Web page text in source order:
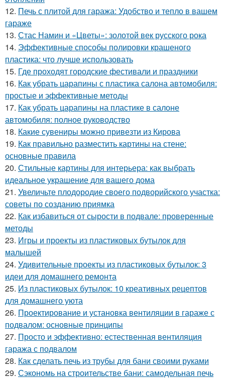
12. Печь с плитой для гаража: Удобство и тепло в вашем
гараже
13. Стас Намин и «Цветы»: золотой век русского рока
14. Эффективные способы полировки крашеного
пластика: что лучше использовать
15. Где проходят городские фестивали и праздники
16. Как убрать царапины с пластика салона автомобиля:
простые и эффективные методы
17. Как убрать царапины на пластике в салоне
автомобиля: полное руководство
18. Какие сувениры можно привезти из Кирова
19. Как правильно разместить картины на стене:
основные правила
20. Стильные картины для интерьера: как выбрать
идеальное украшение для вашего дома
21. Увеличьте плодородие своего подворийского участка:
советы по созданию приямка
22. Как избавиться от сырости в подвале: проверенные
методы
23. Игры и проекты из пластиковых бутылок для
малышей
24. Удивительные проекты из пластиковых бутылок: 3
идеи для домашнего ремонта
25. Из пластиковых бутылок: 10 креативных рецептов
для домашнего уюта
26. Проектирование и установка вентиляции в гараже с
подвалом: основные принципы
27. Просто и эффективно: естественная вентиляция
гаража с подвалом
28. Как сделать печь из трубы для бани своими руками
29. Сэкономь на строительстве бани: самодельная печь